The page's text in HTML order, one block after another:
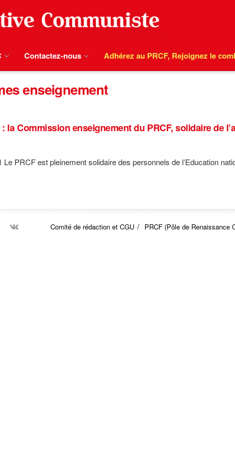
Contactez-nous Adhérez au PRCF, Rejoignez le
enseignement
: la Commission enseignement du PRCF, solidaire de
PRCF est pleinement solidaire des personnels de l’Education
Comité de rédaction et CGU PRCF (Pôle de Renaissance